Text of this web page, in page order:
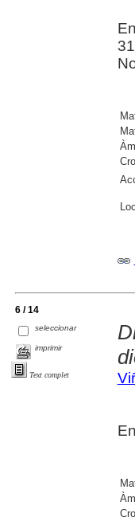
6 / 14
seleccionar
imprimir
Text complet